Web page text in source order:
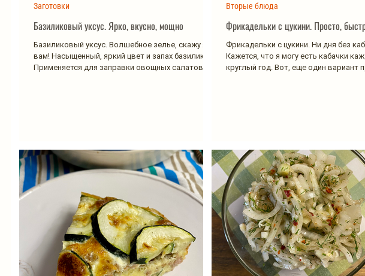
Базиликовый уксус. Ярко, вкусно, мощно
Базиликовый уксус. Волшебное зелье, скажу я
вам! Насыщенный, яркий цвет и запах базилика.
Применяется для заправки овощных салатов и...
Заготовки
Фрикадельки с цукини. Просто,
Фрикадельки с цукини. Ни дня без
Кажется, что я могу есть кабачки
круглый год. Вот, еще один вариант
Вторые блюда